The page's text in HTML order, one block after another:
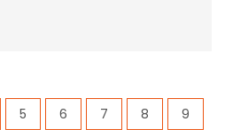
5 6 7 8 9